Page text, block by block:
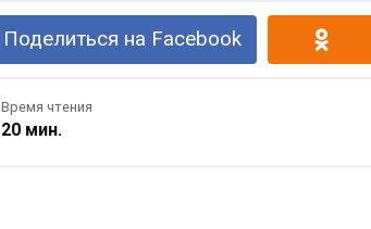
Поделиться на Facebook
Время чтения
20 мин.